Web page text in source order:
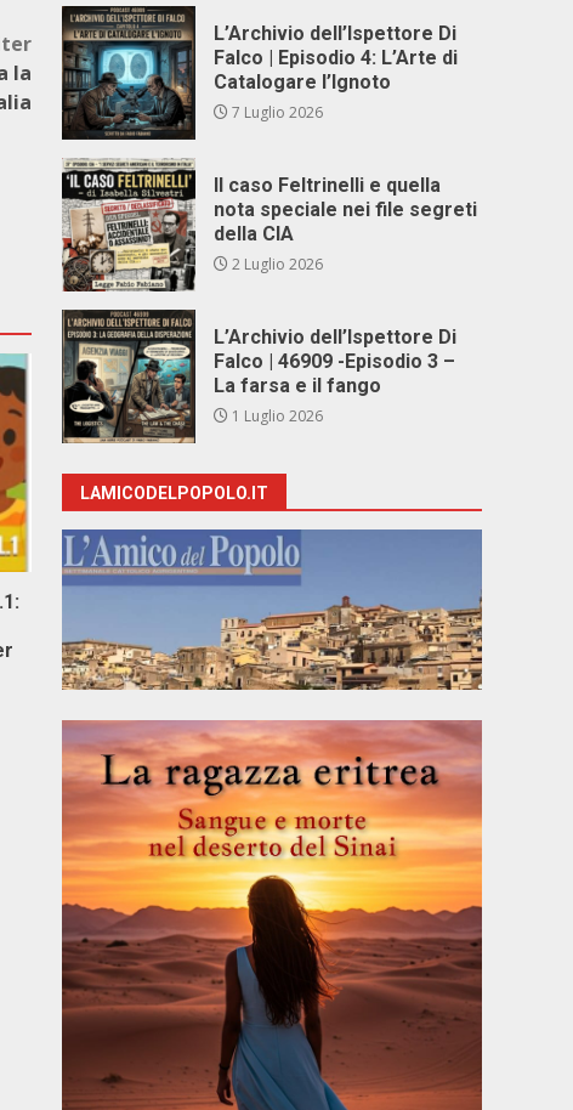
la
L’Archivio dell’Ispettore Di
Falco | Episodio 4: L’Arte di
Catalogare l’Ignoto
7 Luglio 2026
Il caso Feltrinelli e quella
nota speciale nei file segreti
della CIA
2 Luglio 2026
L’Archivio dell’Ispettore Di
Falco | 46909 -Episodio 3 –
La farsa e il fango
1 Luglio 2026
LAMICODELPOPOLO.IT